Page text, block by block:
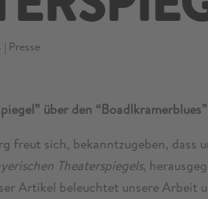
| Presse
über den “Boadlkramerblues”
freut sich, bekanntzugeben, dass
Theaterspiegels,
Artikel beleuchtet unsere Arbeit